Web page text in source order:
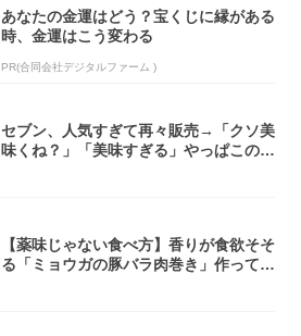
あなたの金運はどう？宝くじに縁がある
時、金運はこう変わる
PR(合同会社デジタルファーム )
セブン、人気すぎて再々販売→「クソ美
味くね？」「美味すぎる」やっぱこのク
【薬味じゃない食べ方】香りが食欲そそ
る「ミョウガの豚バラ肉巻き」作ってみ